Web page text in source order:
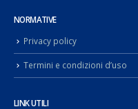
NORMATIVE
Privacy policy
Termini e condizioni d’uso
LINK UTILI